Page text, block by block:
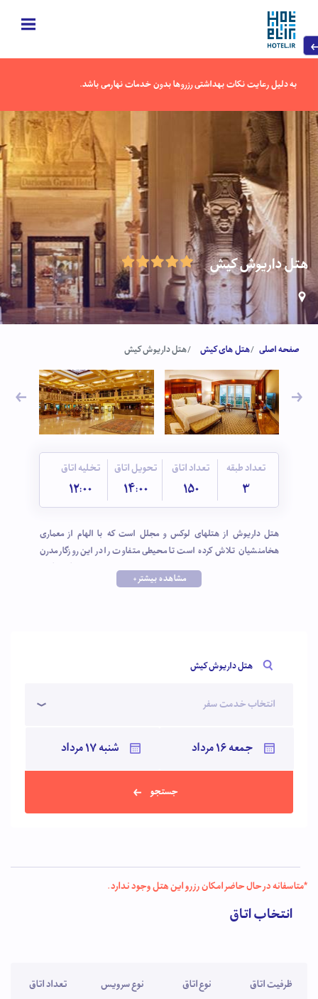
به دلیل رعایت نکات بهداشتی رزروها بدون خدمات نهارمی باشد.
هتل داریوش کیش
صفحه اصلی هتل های کیش هتل داریوش کیش
هتل داریوش از هتلهای لوکس و مجلل است که با الهام از معماری
هخامنشیان تلاش کرده است تا محیطی متفاوت را در این روزگار مدرن
ایجاد کند. هتل داریوش که خود به عنوان یکی از جاذبه های گردشگری
کیش به حساب می آید، تمامی وسایل و امکانات رفاهی در هتل بزرگ
کرد.
مشاهده بیشتر +
تعداد طبقه
3
تعداد اتاق
150
تحویل اتاق
14:00
تخلیه اتاق
12:00
هتل داریوش کیش
انتخاب خدمت سفر
جستجو
*متاسفانه در حال حاضر امکان رزرو این هتل وجود ندارد.
انتخاب اتاق
ظرفیت اتاق نوع اتاق نوع سرویس
تعداد اتاق